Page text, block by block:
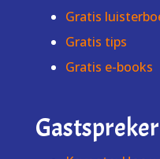
Gratis
Gratis tips
Gratis e-books
Gastspreker